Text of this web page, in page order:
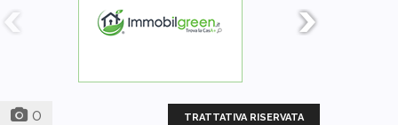
0 TRATTATIVA RISERVATA